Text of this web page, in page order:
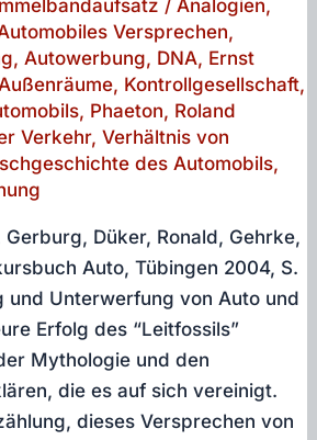
/Analogien,
Versprechen,
,Autowerbung, DNA, Ernst
, Kontrollgesellschaft,
, Phaeton, Roland
Verkehr,Verhältnis von
des Automobils,
Düker, Ronald, Gehrke,
Auto, Tübingen 2004, S.
und Unterwerfung von Auto und
Erfolg des “Leitfossils”
Mythologie und den
die es auf sich vereinigt.
dieses Versprechen von